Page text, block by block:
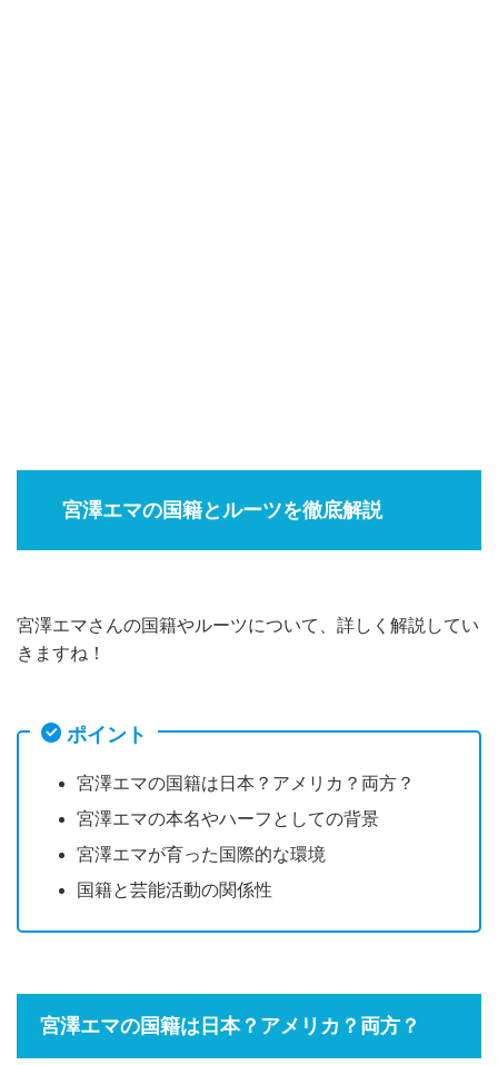
宮澤エマの国籍とルーツを徹底解説
宮澤エマさんの国籍やルーツについて、詳しく解説してい
きますね！
ポイント
宮澤エマの国籍は日本？アメリカ？両方？
宮澤エマの本名やハーフとしての背景
宮澤エマが育った国際的な環境
国籍と芸能活動の関係性
宮澤エマの国籍は日本？アメリカ？両方？